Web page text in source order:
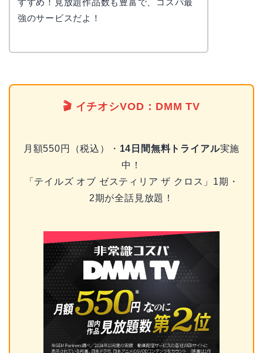
強のサービスだよ！
🎬 イチオシVOD：DMM TV
月額550円（税込）・ 14日間無料トライアル実施
中！
「テイルズ オブ ゼスティリア ザ クロス」1期・
2期が全話見放題！